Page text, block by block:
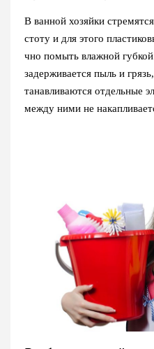
В ванной хозяйки
стоту и для этого
чно помыть влажной
задерживается пыль и
танавливаются отдельные
между ними не